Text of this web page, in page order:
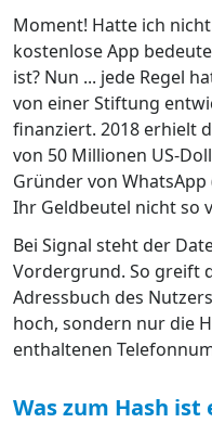
Moment! Hatte ich
kostenlose App
ist? Nun ... jede Regel
von einer Stiftung
finanziert. 2018 erhielt
von 50 Millionen US-
Gründer von
Ihr Geldbeutel nicht so
Bei Signal steht der
Vordergrund. So greift
Adressbuch des
hoch, sondern nur die
enthaltenen
Was zum Hash ist